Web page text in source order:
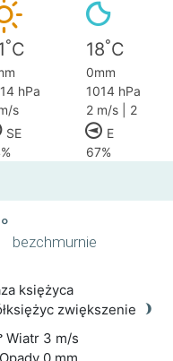
°C 18°C
0mm
hPa
1014 hPa
s
2 m/s | 2
SE
E
67%
°
bezchmurnie
księżyca
zwiększenie
Wiatr 3 m/s